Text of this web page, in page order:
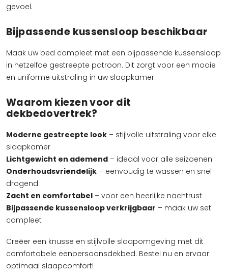
gevoel.
Bijpassende kussensloop beschikbaar
Maak uw bed compleet met een bijpassende kussensloop
in hetzelfde gestreepte patroon. Dit zorgt voor een mooie
en uniforme uitstraling in uw slaapkamer.
Waarom kiezen voor dit
dekbedovertrek?
Moderne gestreepte look – stijlvolle uitstraling voor elke
slaapkamer
Lichtgewicht en ademend – ideaal voor alle seizoenen
Onderhoudsvriendelijk – eenvoudig te wassen en snel
drogend
Zacht en comfortabel – voor een heerlijke nachtrust
Bijpassende kussensloop verkrijgbaar – maak uw set
compleet
Creëer een knusse en stijlvolle slaapomgeving met dit
comfortabele eenpersoonsdekbed. Bestel nu en ervaar
optimaal slaapcomfort!